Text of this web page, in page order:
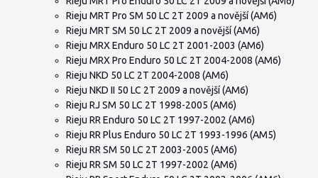
Rieju MRT Pro SM 50 LC 2T 2009 a novější (AM6)
Rieju MRT SM 50 LC 2T 2009 a novější (AM6)
Rieju MRX Enduro 50 LC 2T 2001-2003 (AM6)
Rieju MRX Pro Enduro 50 LC 2T 2004-2008 (AM6)
Rieju NKD 50 LC 2T 2004-2008 (AM6)
Rieju NKD II 50 LC 2T 2009 a novější (AM6)
Rieju RJ SM 50 LC 2T 1998-2005 (AM6)
Rieju RR Enduro 50 LC 2T 1997-2002 (AM6)
Rieju RR Plus Enduro 50 LC 2T 1993-1996 (AM5)
Rieju RR SM 50 LC 2T 2003-2005 (AM6)
Rieju RR SM 50 LC 2T 1997-2002 (AM6)